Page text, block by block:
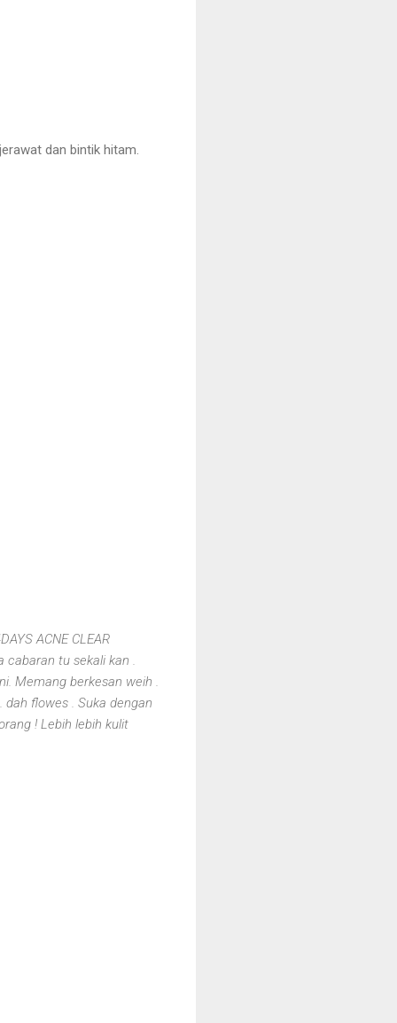
dan bintik hitam.
ACNE CLEAR
tu sekali kan .
Memang berkesan weih .
flowes . Suka dengan
! Lebih lebih kulit